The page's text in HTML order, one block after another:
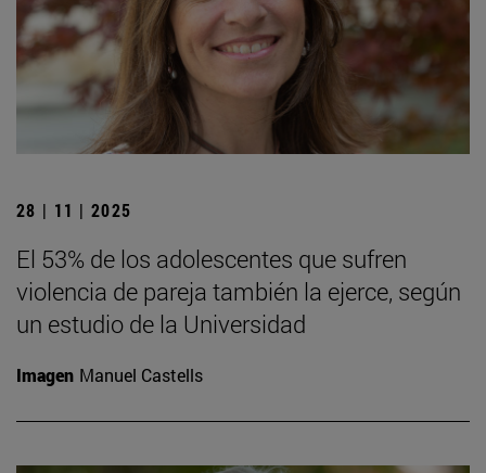
28 | 11 | 2025
El 53% de los adolescentes que sufren
violencia de pareja también la ejerce, según
un estudio de la Universidad
Imagen Manuel Castells